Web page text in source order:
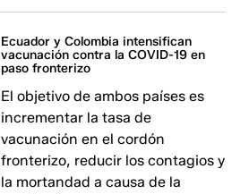
Ecuador y Colombia intensifican
vacunación contra la COVID-19 en
paso fronterizo
El objetivo de ambos países es
incrementar la tasa de
vacunación en el cordón
fronterizo, reducir los contagios y
la mortandad a causa de la